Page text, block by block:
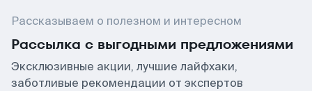
Рассказываем о полезном и интересном
Рассылка с выгодными предложениями
Эксклюзивные акции, лучшие лайфхаки,
заботливые рекомендации от экспертов